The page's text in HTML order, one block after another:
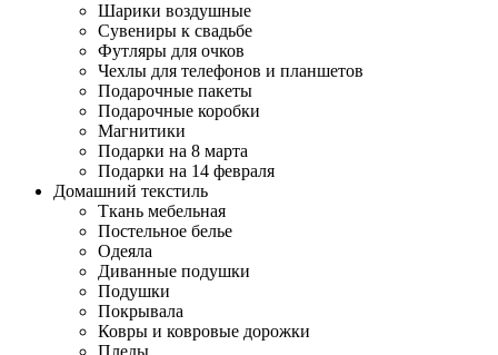
Шарики воздушные
Сувениры к свадьбе
Футляры для очков
Чехлы для телефонов и планшетов
Подарочные пакеты
Подарочные коробки
Магнитики
Подарки на 8 марта
Подарки на 14 февраля
Домашний текстиль
Ткань мебельная
Постельное белье
Одеяла
Диванные подушки
Подушки
Покрывала
Ковры и ковровые дорожки
Пледы